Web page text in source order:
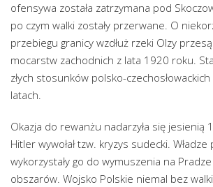
ofensywa została zatrzymana pod
po czym walki zostały przerwane. O
przebiegu granicy wzdłuż rzeki Olzy
mocarstw zachodnich z lata 1920 roku.
złych stosunków polsko-
latach.
Okazja do rewanżu nadarzyła się jesienią
Hitler wywołał tzw. kryzys sudecki. Władze
wykorzystały go do wymuszenia na
obszarów. Wojsko Polskie niemal bez walki